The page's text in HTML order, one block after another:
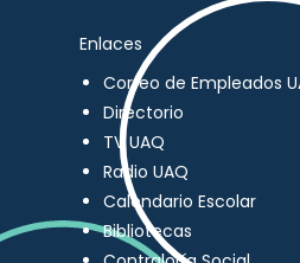
Enlaces
Correo de Empleados
Directorio
TV UAQ
Radio UAQ
Calendario Escolar
Bibliotecas